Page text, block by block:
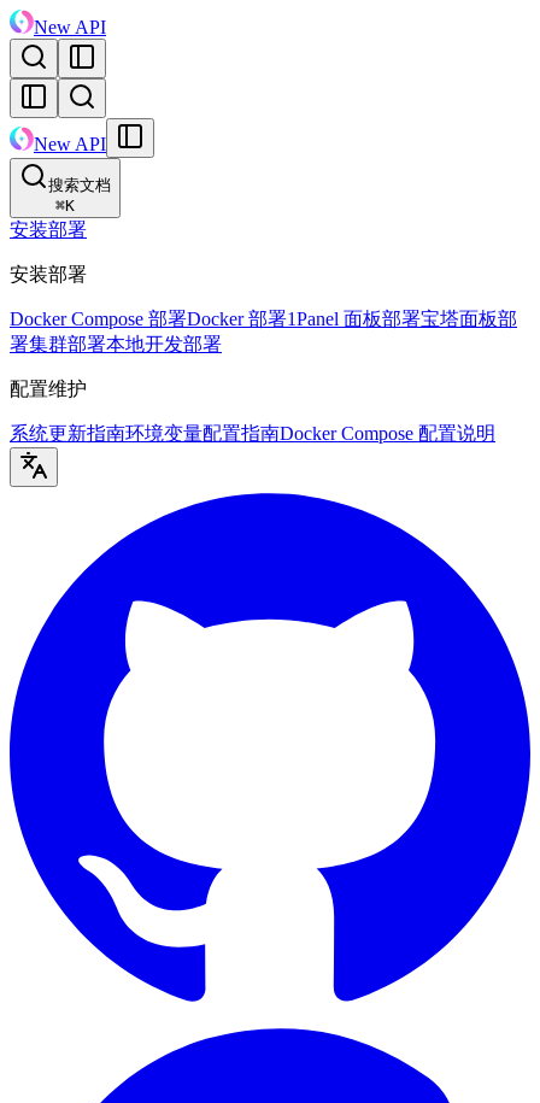
New API
New API
搜索文档
⌘K
安装部署
安装部署
Docker Compose 部署Docker 部署1Panel 面板部署宝塔面板部
署集群部署本地开发部署
配置维护
系统更新指南环境变量配置指南Docker Compose 配置说明